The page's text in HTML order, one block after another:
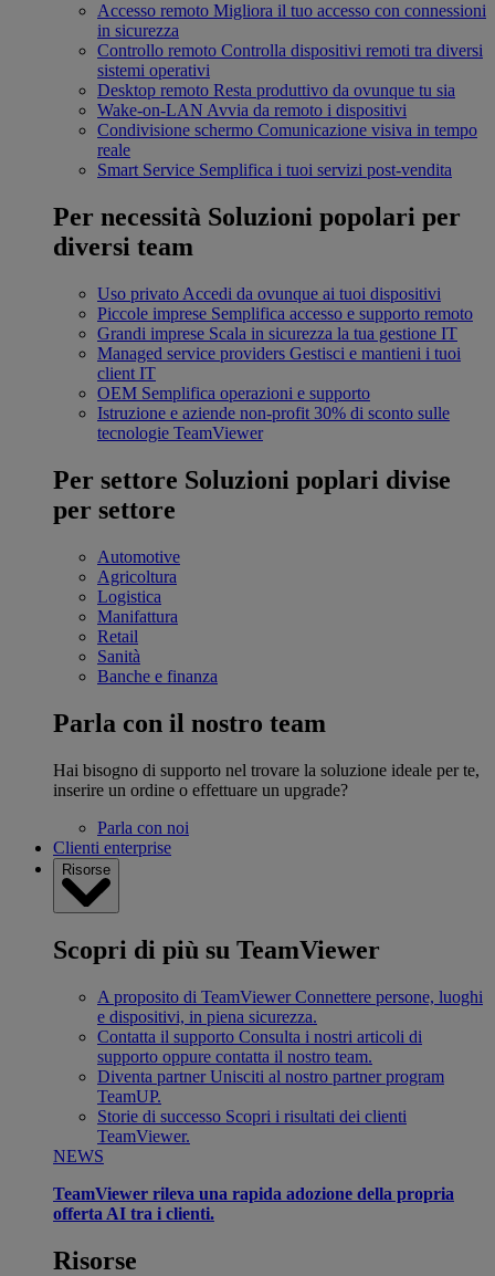
Accesso remoto Migliora il tuo accesso con connessioni
in sicurezza
Controllo remoto Controlla dispositivi remoti tra diversi
sistemi operativi
Desktop remoto Resta produttivo da ovunque tu sia
Wake-on-LAN Avvia da remoto i dispositivi
Condivisione schermo Comunicazione visiva in tempo
reale
Smart Service Semplifica i tuoi servizi post-vendita
Per necessità Soluzioni popolari per
diversi team
Uso privato Accedi da ovunque ai tuoi dispositivi
Piccole imprese Semplifica accesso e supporto remoto
Grandi imprese Scala in sicurezza la tua gestione IT
Managed service providers Gestisci e mantieni i tuoi
client IT
OEM Semplifica operazioni e supporto
Istruzione e aziende non-profit 30% di sconto sulle
tecnologie TeamViewer
Per settore Soluzioni poplari divise
per settore
Automotive
Agricoltura
Logistica
Manifattura
Retail
Sanità
Banche e finanza
Parla con il nostro team
Hai bisogno di supporto nel trovare la soluzione ideale per te,
inserire un ordine o effettuare un upgrade?
Parla con noi
Clienti enterprise
Risorse
Scopri di più su TeamViewer
A proposito di TeamViewer Connettere persone, luoghi
e dispositivi, in piena sicurezza.
Contatta il supporto Consulta i nostri articoli di
supporto oppure contatta il nostro team.
Diventa partner Unisciti al nostro partner program
TeamUP.
Storie di successo Scopri i risultati dei clienti
TeamViewer.
NEWS
TeamViewer rileva una rapida adozione della propria
offerta AI tra i clienti.
Risorse